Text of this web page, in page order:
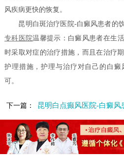
风疾病更快的恢复。
昆明白斑治疗医院-白癜风患者的饮
专科医院温馨提示：白癜风患者在生
时采取对症的治疗措施，而且在治疗
护理措施，护理与治疗对自己的白
可。
下一篇： 昆明白点癫风医院-白癜风